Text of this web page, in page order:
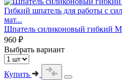
Гибкий шпатель для работы с
мат...
Шпатель силиконовый гибкий
960 ₽
Выбрать вариант
Купить